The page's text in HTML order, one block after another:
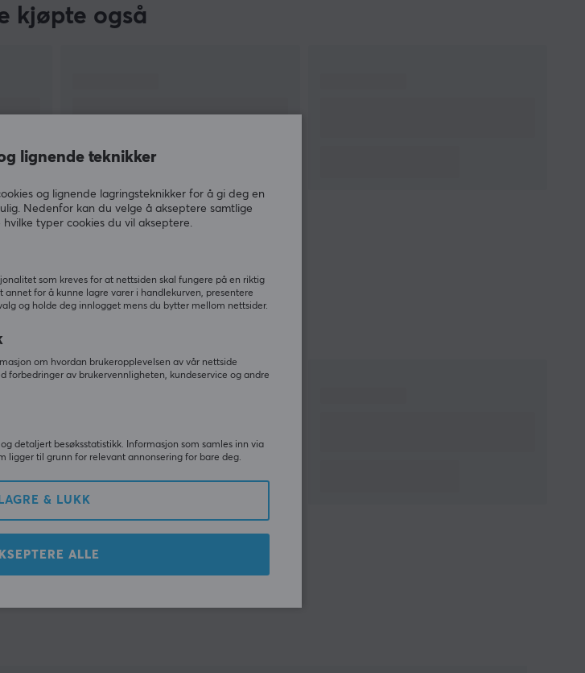
kjøpte også
VIS MER
så også
lignende teknikker
og lignende lagringsteknikker for å gi deg en
Nedenfor kan du velge å akseptere samtlige
hvilke typer cookies du vil akseptere.
som kreves for at nettsiden skal fungere på en riktig
annet for å kunne lagre varer i handlekurven, presentere
og holde deg innlogget mens du bytter mellom nettsider.
om hvordan brukeropplevelsen av vår nettside
forbedringer av brukervennligheten, kundeservice og andre
detaljert besøksstatistikk. Informasjon som samles inn via
ligger til grunn for relevant annonsering for bare deg.
LAGRE & LUKK
ALLE